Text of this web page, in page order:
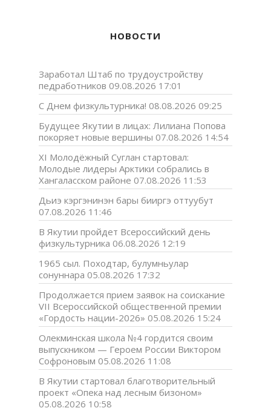
НОВОСТИ
Заработал Штаб по трудоустройству
педработников 09.08.2026 17:01
С Днем физкультурника! 08.08.2026 09:25
Будущее Якутии в лицах: Лилиана Попова
покоряет новые вершины 07.08.2026 14:54
XI Молодёжный Суглан стартовал:
Молодые лидеры Арктики собрались в
Хангаласском районе 07.08.2026 11:53
Дьиэ кэргэнинэн бары бииргэ оттуубут
07.08.2026 11:46
В Якутии пройдет Всероссийский день
физкультурника 06.08.2026 12:19
1965 сыл. Походтар, булумньулар
сонуннара 05.08.2026 17:32
Продолжается прием заявок на соискание
VII Всероссийской общественной премии
«Гордость нации-2026» 05.08.2026 15:24
Олекминская школа №4 гордится своим
выпускником — Героем России Виктором
Софроновым 05.08.2026 11:08
В Якутии стартовал благотворительный
проект «Опека над лесным бизоном»
05.08.2026 10:58